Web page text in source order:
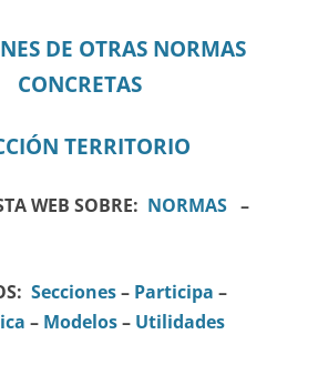
DE OTRAS NORMAS
CONCRETAS
TERRITORIO
WEB SOBRE: NORMAS –
Secciones– Participa –
– Modelos– Utilidades